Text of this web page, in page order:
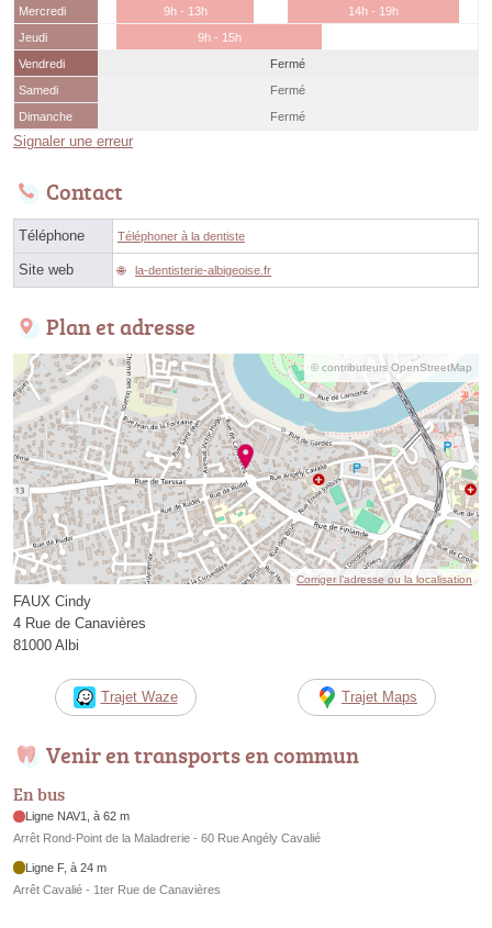
Mercredi
9h - 13h
14h - 19h
Jeudi
9h - 15h
Vendredi
Fermé
Samedi
Fermé
Dimanche
Fermé
Signaler une erreur
Contact
Téléphone Téléphoner à la dentiste
Site web la-dentisterie-albigeoise.fr
Plan et adresse
© contributeurs OpenStreetMap
Corriger l’adresse ou la localisation
FAUX Cindy
4 Rue de Canavières
81000 Albi
Trajet Waze Trajet Maps
Venir en transports en commun
En bus
Ligne NAV1, à 62 m
Arrêt Rond-Point de la Maladrerie - 60 Rue Angély Cavalié
Ligne F, à 24 m
Arrêt Cavalié - 1ter Rue de Canavières